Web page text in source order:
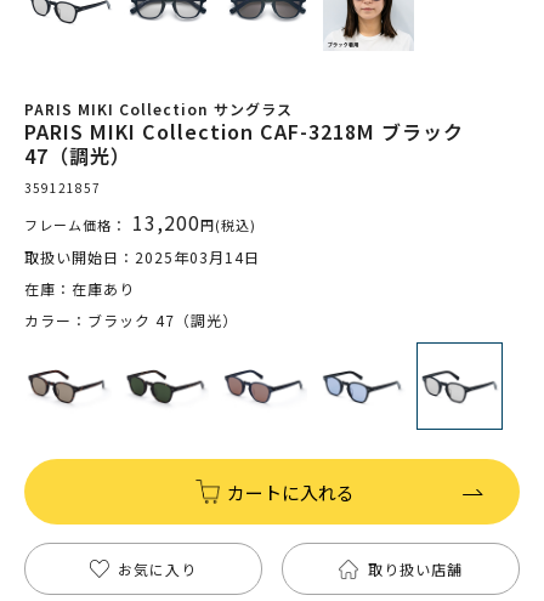
PARIS MIKI Collection サングラス
PARIS MIKI Collection CAF-3218M ブラック
47（調光）
359121857
フレーム価格： 13,200円(税込)
取扱い開始日：2025年03月14日
在庫：在庫あり
カラー：ブラック 47（調光）
カートに入れる
お気に入り 取り扱い店舗